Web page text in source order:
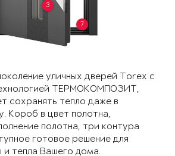
3
7
уличных дверей Torex с
ТЕРМОКОМПОЗИТ,
сохранять тепло даже в
Короб в цвет полотна,
полотна, три контура
готовое решение для
и тепла Вашего дома.